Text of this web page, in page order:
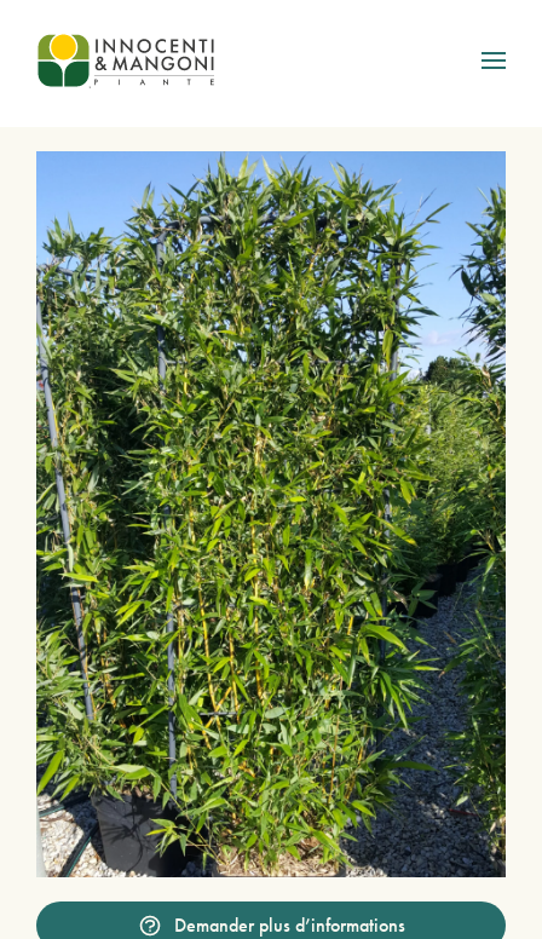
Skip to main content
Demander plus d’informations